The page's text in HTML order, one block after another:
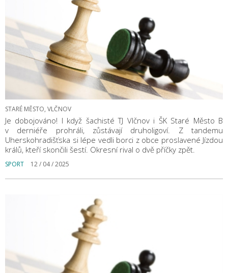
STARÉ MĚSTO, VLČNOV
Je dobojováno! I když šachisté TJ Vlčnov i ŠK Staré Město B
v derniéře prohráli, zůstávají druholigoví. Z tandemu
Uherskohradišťska si lépe vedli borci z obce proslavené Jízdou
králů, kteří skončili šestí. Okresní rival o dvě příčky zpět.
SPORT 12 / 04 / 2025